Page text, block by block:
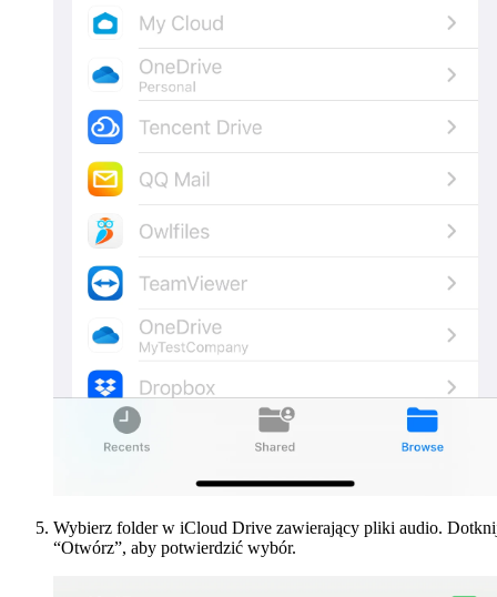
Wybierz folder w iCloud Drive zawierający pliki audio.
“Otwórz”, aby potwierdzić wybór.